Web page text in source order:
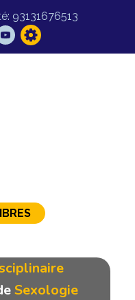
93131676513
Sexologie